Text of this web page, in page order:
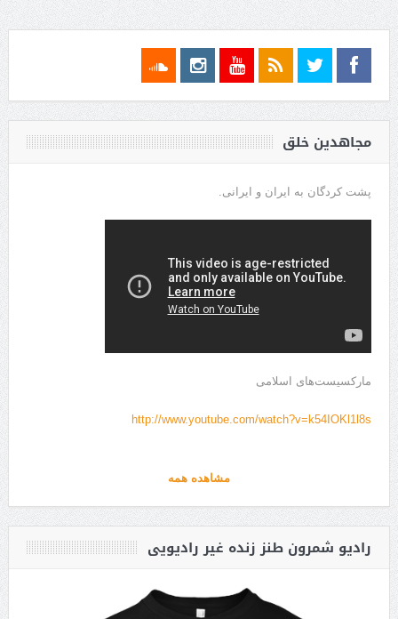
مجاهدین خلق
پشت کردگان به ایران و ایرانی.
مارکسیست‌های اسلامی
http://www.youtube.com/watch?v=k54IOKl1l8s
مشاهده همه
رادیو شمرون طنز زنده غیر رادیویی